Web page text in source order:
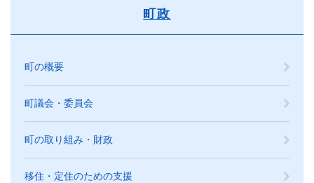
町政
町の概要
町議会・委員会
町の取り組み・財政
移住・定住のための支援